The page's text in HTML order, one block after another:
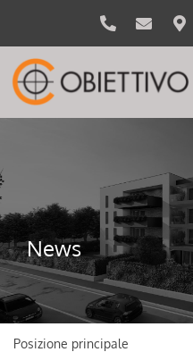
News
Posizione principale